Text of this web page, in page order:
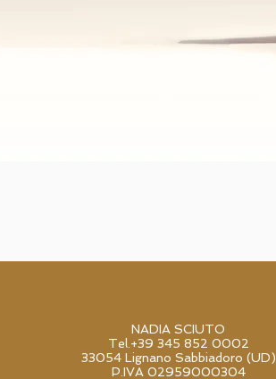
NADIA SCIUTO
Tel.+39 345 852 0002
33054 Lignano Sabbiadoro (UD)
P.IVA 02959000304